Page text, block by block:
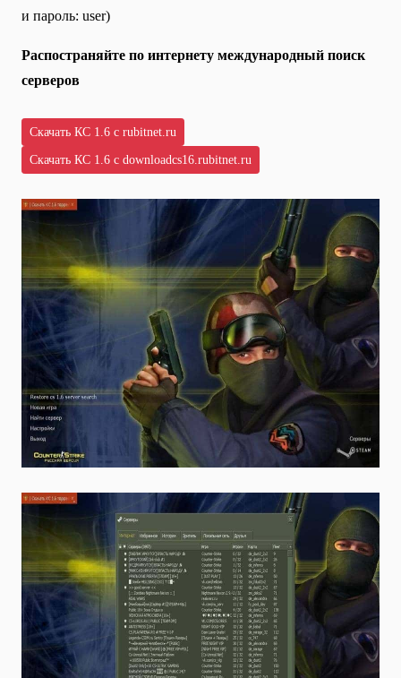
и пароль: user)
Распостраняйте по интернету международный поиск
серверов
Скачать КС 1.6 с rubitnet.ru
Скачать КС 1.6 с downloadcs16.rubitnet.ru